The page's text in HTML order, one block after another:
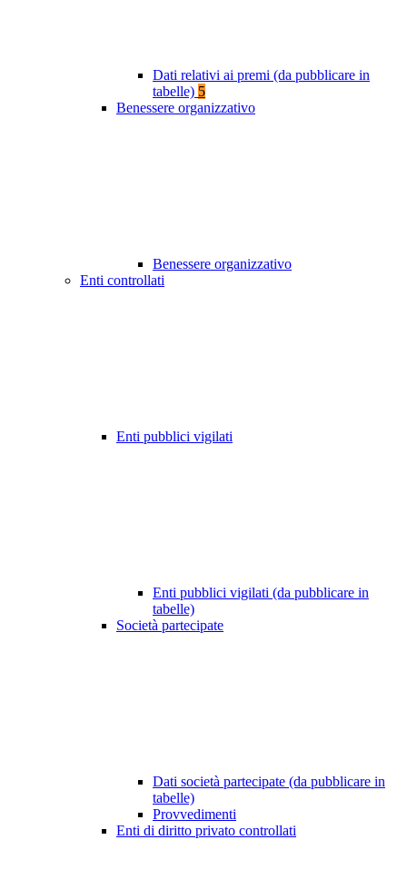
Dati relativi ai premi (da pubblicare in
tabelle) 5
Benessere organizzativo
Benessere organizzativo
Enti controllati
Enti pubblici vigilati
Enti pubblici vigilati (da pubblicare in
tabelle)
Società partecipate
Dati società partecipate (da pubblicare in
tabelle)
Provvedimenti
Enti di diritto privato controllati